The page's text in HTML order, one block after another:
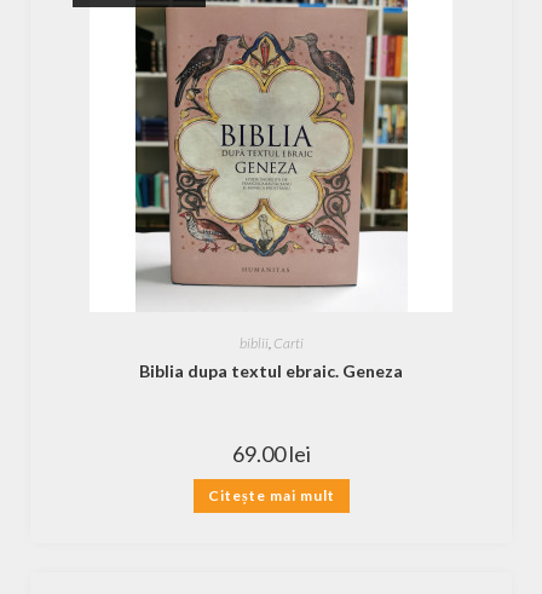
biblii, Carti
Biblia dupa textul ebraic. Geneza
69.00lei
Citește mai mult